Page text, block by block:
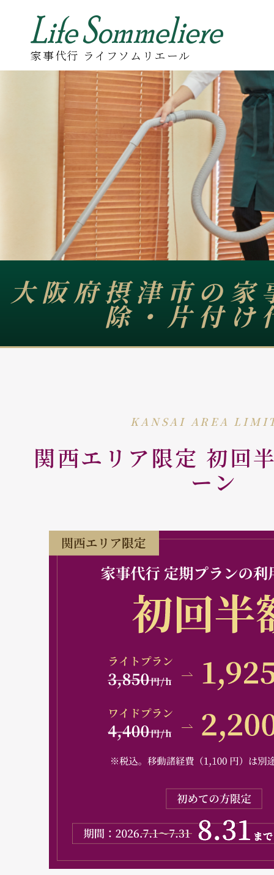
家事代行 ライフソムリエール
大阪府摂津市の家
除・片付け
KANSAI AREA
関西エリア限定 初回
ーン